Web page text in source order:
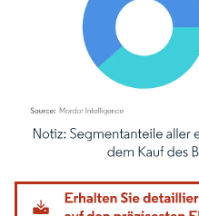
Bild © Mordor Intelligence.